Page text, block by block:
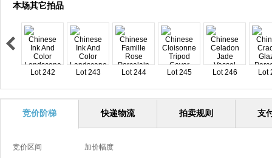
本场其它拍品
Lot 242 Lot 243 Lot 244 Lot 245 Lot 246 Lot
竞价阶梯 快递物流 拍卖规则 支
竞价区间 加价幅度